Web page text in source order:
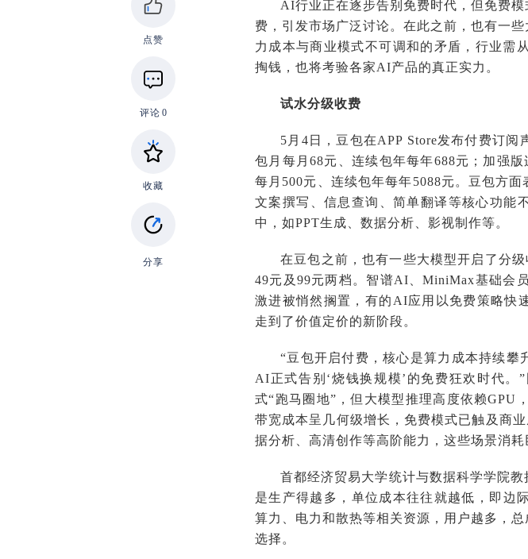
点赞
评论 0
收藏
分享
AI行业正在逐步告别免费时代，但免费
费，引发市场广泛讨论。在此之前，也有一
力成本与商业模式不可调和的矛盾，行业需
掏钱，也将考验各家AI产品的真正实力。
试水分级收费
5月4日，豆包在APP Store发布付费订
包月每月68元、连续包年每年688元；加强
每月500元、连续包年每年5088元。豆包方
文案撰写、信息查询、简单翻译等核心功能
中，如PPT生成、数据分析、影视制作等。
在豆包之前，也有一些大模型开启了分
49元及99元两档。智谱AI、MiniMax基础会
激进被悄然搁置，有的AI应用以免费策略快
走到了价值定价的新阶段。
“豆包开启付费，核心是算力成本持续
AI正式告别‘烧钱换规模’的免费狂欢时代
式“跑马圈地”，但大模型推理高度依赖GPU
带宽成本呈几何级增长，免费模式已触及商
据分析、高清创作等高阶能力，这些场景消耗
首都经济贸易大学统计与数据科学学院
是生产得越多，单位成本往往就越低，即
算力、电力和散热等相关资源，用户越多，
选择。